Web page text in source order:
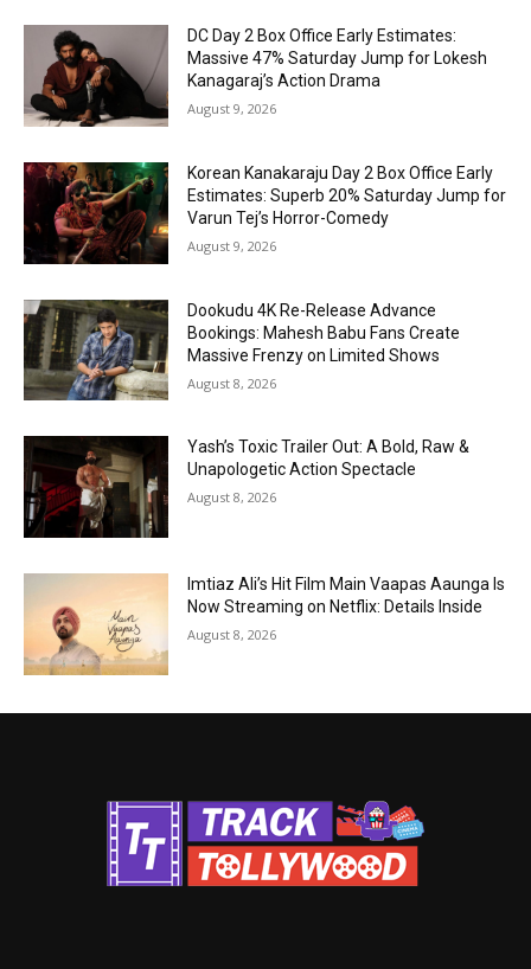
DC Day 2 Box Office Early Estimates:
Massive 47% Saturday Jump for Lokesh
Kanagaraj’s Action Drama
August 9, 2026
Korean Kanakaraju Day 2 Box Office Early
Estimates: Superb 20% Saturday Jump for
Varun Tej’s Horror-Comedy
August 9, 2026
Dookudu 4K Re-Release Advance
Bookings: Mahesh Babu Fans Create
Massive Frenzy on Limited Shows
August 8, 2026
Yash’s Toxic Trailer Out: A Bold, Raw &
Unapologetic Action Spectacle
August 8, 2026
Imtiaz Ali’s Hit Film Main Vaapas Aaunga Is
Now Streaming on Netflix: Details Inside
August 8, 2026